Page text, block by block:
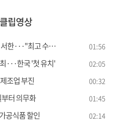
클립영상
최고 수준 개최" 01:56
···한국 '첫 유치' 02:05
조업 부진 00:32
터 의무화 01:45
공식품 할인 02:14